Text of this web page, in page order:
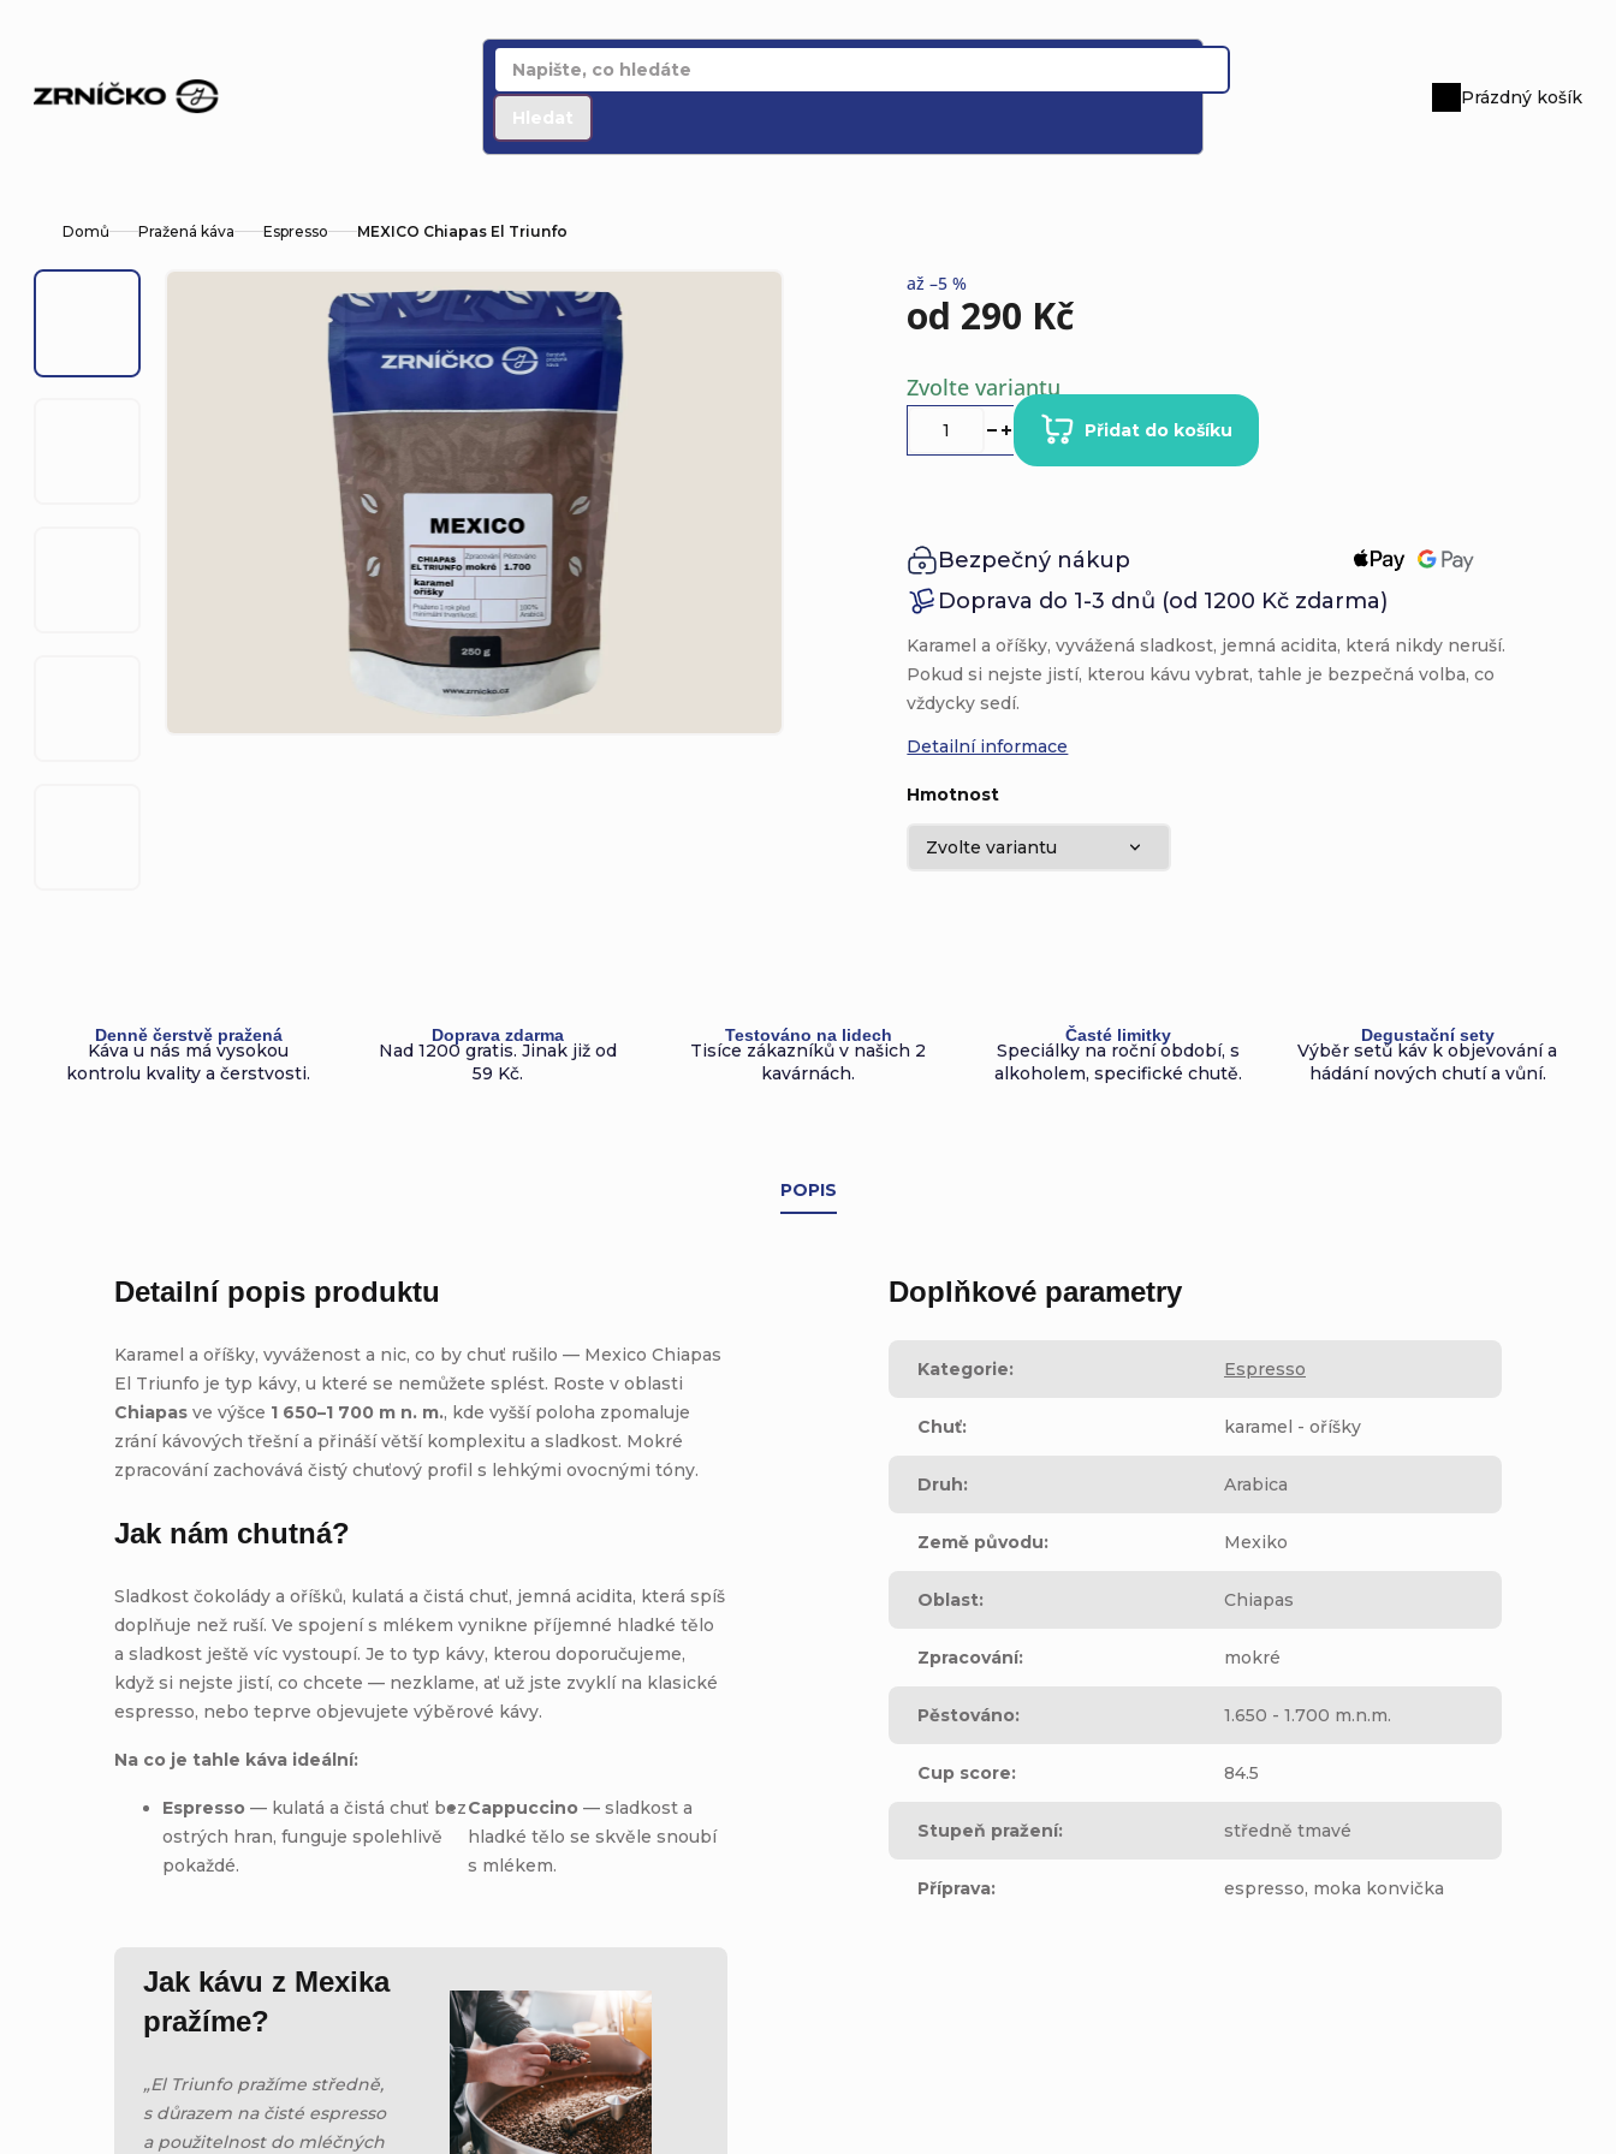
Hledat
Nákupní
Prázdný košík
Domů Pražená káva Espresso MEXICO Chiapas El Triunfo
až –5 %
od 290 Kč
cena:
Zvolte variantu
Hmotnost
Přidat do košíku
Karamel a oříšky, vyvážená sladkost, jemná acidita, která nikdy neruší.
Pokud si nejste jistí, kterou kávu vybrat, tahle je bezpečná volba, co
vždycky sedí.
Detailní informace
Bezpečný nákup
Doprava do 1-3 dnů (od 1200 Kč zdarma)
Denně čerstvě pražená
Káva u nás má vysokou
kontrolu kvality a čerstvosti.
Doprava zdarma
Nad 1200 gratis. Jinak již od
59 Kč.
Testováno na lidech
Tisíce zákazníků v našich 2
kavárnách.
Časté limitky
Speciálky na roční období, s
alkoholem, specifické chutě.
Degustační sety
Výběr setů káv k objevování a
hádání nových chutí a vůní.
POPIS
Detailní popis produktu
Karamel a oříšky, vyváženost a nic, co by chuť rušilo — Mexico Chiapas
El Triunfo je typ kávy, u které se nemůžete splést. Roste v oblasti
Chiapas ve výšce 1 650–1 700 m n. m., kde vyšší poloha zpomaluje
zrání kávových třešní a přináší větší komplexitu a sladkost. Mokré
zpracování zachovává čistý chuťový profil s lehkými ovocnými tóny.
Jak nám chutná?
Sladkost čokolády a oříšků, kulatá a čistá chuť, jemná acidita, která spíš
doplňuje než ruší. Ve spojení s mlékem vynikne příjemné hladké tělo
a sladkost ještě víc vystoupí. Je to typ kávy, kterou doporučujeme,
když si nejste jistí, co chcete — nezklame, ať už jste zvyklí na klasické
espresso, nebo teprve objevujete výběrové kávy.
Na co je tahle káva ideální:
Espresso — kulatá a čistá chuť bez
ostrých hran, funguje spolehlivě
pokaždé.
Cappuccino — sladkost a
hladké tělo se skvěle snoubí
s mlékem.
Jak kávu z Mexika
pražíme?
„El Triunfo pražíme středně,
s důrazem na čisté espresso
a použitelnost do mléčných
Doplňkové parametry
Kategorie: Espresso
Chuť: karamel - oříšky
Druh: Arabica
Země původu: Mexiko
Oblast: Chiapas
Zpracování: mokré
Pěstováno: 1.650 - 1.700 m.n.m.
Cup score: 84.5
Stupeň pražení: středně tmavé
Příprava: espresso, moka konvička